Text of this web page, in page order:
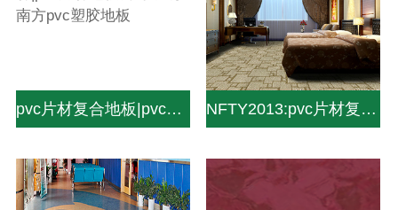
pvc片材复合地板|pvc片材|pvc片材地板公司-江苏南方pvc塑胶地板 NFTY2013:pvc片材复合地板|pvc片材|pvc片材地板公司-中山南方pvc塑胶地板